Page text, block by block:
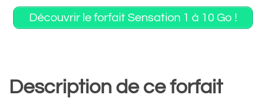
Découvrir le forfait Sensation 1 à 10 Go !
Description de ce forfait